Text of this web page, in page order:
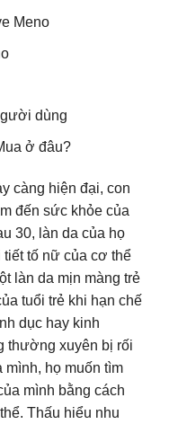
Meno
dùng
ở đâu?
càng hiện đại, con
đến sức khỏe của
30, làn da của họ
tố nữ của cơ thể
làn da mịn màng trẻ
tuổi trẻ khi hạn chế
dục hay kinh
thường xuyên bị rối
mình, họ muốn tìm
mình bằng cách
Thấu hiểu nhu